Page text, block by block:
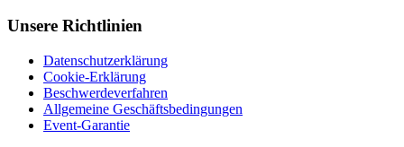
Unsere Richtlinien
Datenschutzerklärung
Cookie-Erklärung
Beschwerdeverfahren
Allgemeine Geschäftsbedingungen
Event-Garantie